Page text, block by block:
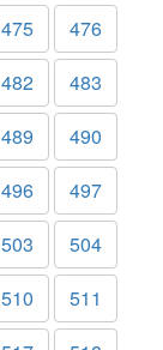
475
476
482
483
489
490
496
497
503
504
510
511